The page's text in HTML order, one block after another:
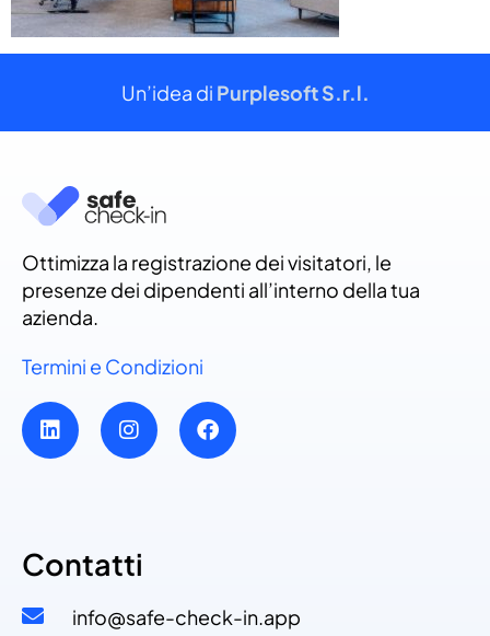
Un’idea di Purplesoft S.r.l.
Ottimizza la registrazione dei visitatori, le
presenze dei dipendenti all’interno della tua
azienda.
Termini e Condizioni
Contatti
info@safe-check-in.app